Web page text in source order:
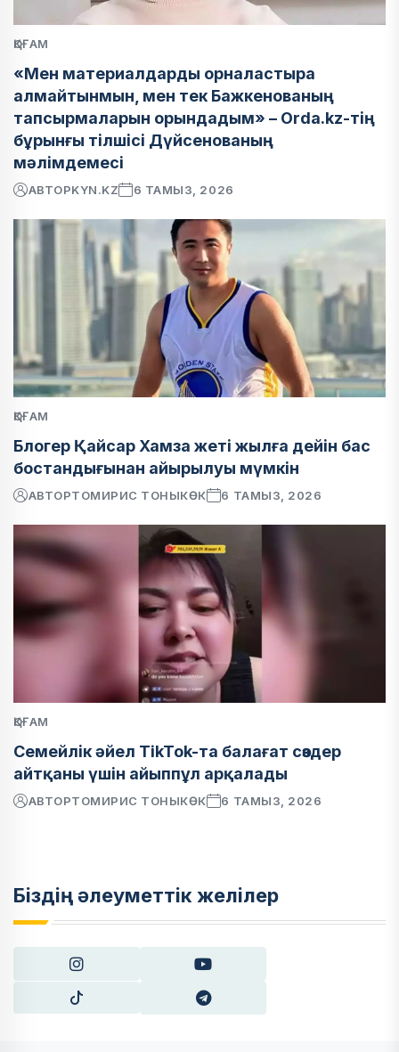
ҚОҒАМ
«Мен материалдарды орналастыра
алмайтынмын, мен тек Бажкенованың
тапсырмаларын орындадым» – Orda.kz-тің
бұрынғы тілшісі Дүйсенованың
мәлімдемесі
АВТОРKYN.KZ 6 ТАМЫЗ, 2026
ҚОҒАМ
Блогер Қайсар Хамза жеті жылға дейін бас
бостандығынан айырылуы мүмкін
АВТОРТОМИРИС ТОНЫКӨК 6 ТАМЫЗ, 2026
ҚОҒАМ
Семейлік әйел TikTok-та балағат сөздер
айтқаны үшін айыппұл арқалады
АВТОРТОМИРИС ТОНЫКӨК 6 ТАМЫЗ, 2026
Біздің әлеуметтік желілер